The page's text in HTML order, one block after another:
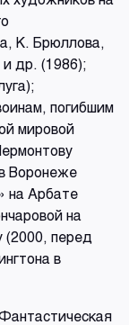
К. Брюллова,
др. (1986);
погибшим
мировой
Воронеже
на Арбате
на
(2000, перед
в